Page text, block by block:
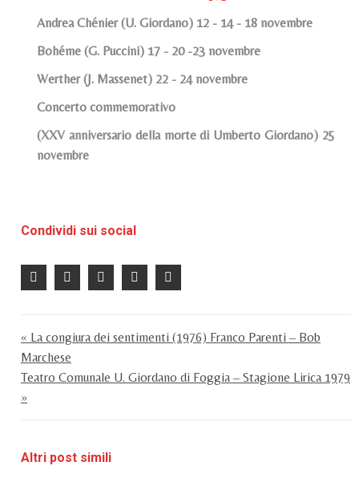
Andrea Chénier (U. Giordano) 12 - 14 - 18 novembre
Bohéme (G. Puccini) 17 - 20 -23 novembre
Werther (J. Massenet) 22 - 24 novembre
Concerto commemorativo
(XXV anniversario della morte di Umberto Giordano) 25
novembre
Condividi sui social
« La congiura dei sentimenti (1976) Franco Parenti – Bob
Marchese
Teatro Comunale U. Giordano di Foggia – Stagione Lirica 1979
»
Altri post simili